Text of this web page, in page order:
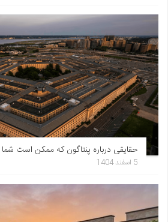
حقایقی درباره پنتاگون که ممکن است
5 اسفند 1404